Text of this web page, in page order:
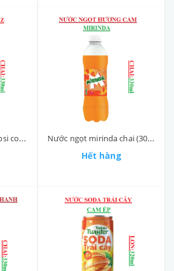
Nước uống có gaz Pepsi cola chai (300-:-330)ml Nước ngọt mirinda chai (300-:-330)ml
Hết hàng